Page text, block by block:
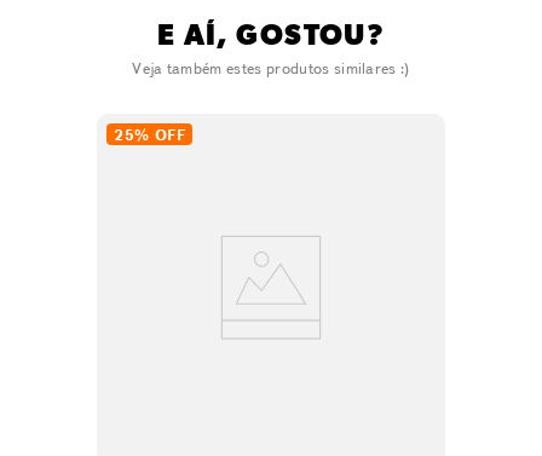
E AÍ, GOSTOU?
Veja também estes produtos similares :)
25% OFF